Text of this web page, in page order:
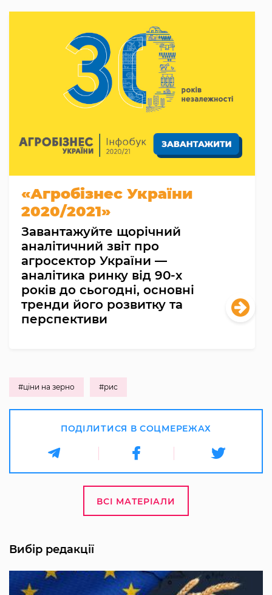
«Агробізнес України
2020/2021»
Завантажуйте щорічний
аналітичний звіт про
агросектор України —
аналітика ринку від 90-х
років до сьогодні, основні
тренди його розвитку та
перспективи
#ціни на зерно #рис
ПОДІЛИТИСЯ В СОЦМЕРЕЖАХ
ВСІ МАТЕРІАЛИ
Вибір редакції